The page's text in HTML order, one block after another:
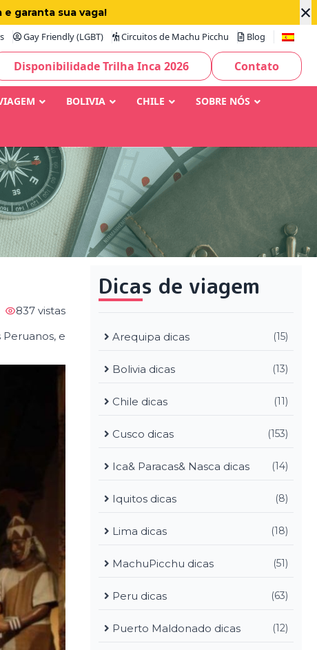
×
e garanta sua vaga!
Gay Friendly (LGBT) Circuitos de Machu Picchu Blog
Disponibilidade Trilha Inca 2026 Contato
BOLIVIA CHILE SOBRE NÓS
837 vistas
e
Dicas de viagem
Arequipa dicas (15)
Bolivia dicas (13)
Chile dicas (11)
Cusco dicas (153)
Ica& Paracas& Nasca dicas (14)
Iquitos dicas (8)
Lima dicas (18)
MachuPicchu dicas (51)
Peru dicas (63)
Puerto Maldonado dicas (12)